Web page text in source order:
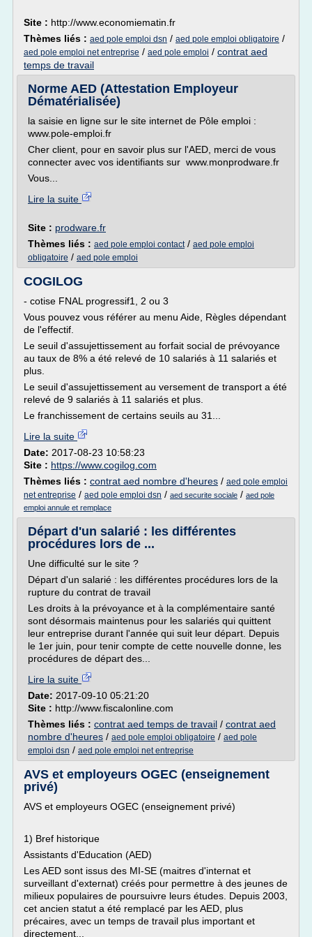
Site : http://www.economiematin.fr
Thèmes liés : aed pole emploi dsn / aed pole emploi obligatoire /
aed pole emploi net entreprise / aed pole emploi / contrat aed
temps de travail
Norme AED (Attestation Employeur
Dématérialisée)
la saisie en ligne sur le site internet de Pôle emploi :
www.pole-emploi.fr
Cher client, pour en savoir plus sur l'AED, merci de vous
connecter avec vos identifiants sur www.monprodware.fr
Vous...
Lire la suite
Site : prodware.fr
Thèmes liés : aed pole emploi contact/ aed pole emploi
obligatoire / aed pole emploi
COGILOG
- cotise FNAL progressif1, 2 ou 3
Vous pouvez vous référer au menu Aide, Règles dépendant
de l'effectif.
Le seuil d'assujettissement au forfait social de prévoyance
au taux de 8% a été relevé de 10 salariés à 11 salariés et
plus.
Le seuil d'assujettissement au versement de transport a été
relevé de 9 salariés à 11 salariés et plus.
Le franchissement de certains seuils au 31...
Lire la suite
Date: 2017-08-23 10:58:23
Site : https://www.cogilog.com
Thèmes liés : contrat aed nombre d'heures / aed pole emploi
net entreprise / aed pole emploi dsn / aed securite sociale / aed pole
emploi annule et remplace
Départ d'un salarié : les différentes
procédures lors de ...
Une difficulté sur le site ?
Départ d'un salarié : les différentes procédures lors de la
rupture du contrat de travail
Les droits à la prévoyance et à la complémentaire santé
sont désormais maintenus pour les salariés qui quittent
leur entreprise durant l'année qui suit leur départ. Depuis
le 1er juin, pour tenir compte de cette nouvelle donne, les
procédures de départ des...
Lire la suite
Date: 2017-09-10 05:21:20
Site : http://www.fiscalonline.com
Thèmes liés : contrat aed temps de travail / contrat aed
nombre d'heures / aed pole emploi obligatoire / aed pole
emploi dsn / aed pole emploi net entreprise
AVS et employeurs OGEC (enseignement
privé)
AVS et employeurs OGEC (enseignement privé)
1) Bref historique
Assistants d'Education (AED)
Les AED sont issus des MI-SE (maitres d'internat et
surveillant d'externat) créés pour permettre à des jeunes de
milieux populaires de poursuivre leurs études. Depuis 2003,
cet ancien statut a été remplacé par les AED, plus
précaires, avec un temps de travail plus important et
directement...